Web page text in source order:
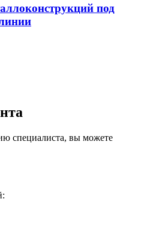
под
специалиста, вы можете